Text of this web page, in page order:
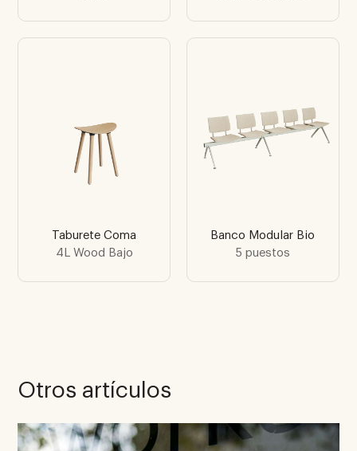
Taburete Coma
4L Wood Bajo
Banco Modular Bio
5 puestos
Otros artículos